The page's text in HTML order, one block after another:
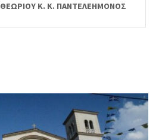
Κ. Κ. ΠΑΝΤΕΛΕΗΜΟΝΟΣ